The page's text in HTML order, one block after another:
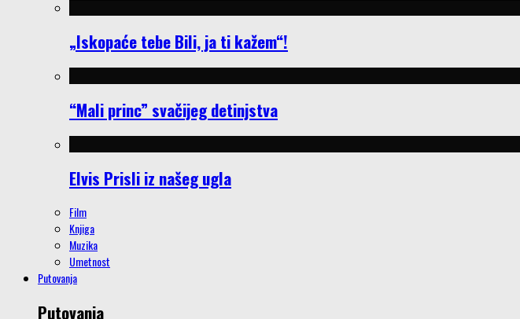
„Iskopaće tebe Bili, ja ti kažem“!
“Mali princ” svačijeg detinjstva
Elvis Prisli iz našeg ugla
Film
Knjiga
Muzika
Umetnost
Putovanja
Putovanja